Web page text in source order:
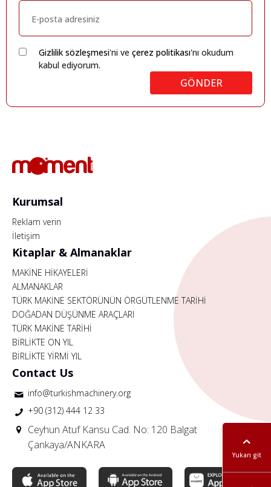
Gizlilik sözleşmesi'ni ve çerez politikası'nı okudum
kabul ediyorum.
GÖNDER
Yukarı git
Kurumsal
Reklam verin
İletişim
Kitaplar & Almanaklar
MAKİNE HİKAYELERİ
ALMANAKLAR
TÜRK MAKİNE SEKTÖRÜNÜN ÖRGÜTLENME TARİHİ
DOĞADAN DÜŞÜNME ARAÇLARI
TÜRK MAKİNE TARİHİ
BİRLİKTE ON YIL
BİRLİKTE YİRMİ YIL
Contact Us
info@turkishmachinery.org
+90 (312) 444 12 33
Ceyhun Atuf Kansu Cad. No: 120 Balgat
Çankaya/ANKARA